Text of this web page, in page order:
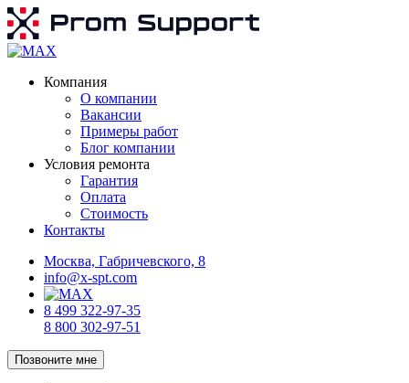
Компания
О компании
Вакансии
Примеры работ
Блог компании
Условия ремонта
Гарантия
Оплата
Стоимость
Контакты
Москва, Габричевского, 8
info@x-spt.com
8 499 322-97-35
8 800 302-97-51
Позвоните мне